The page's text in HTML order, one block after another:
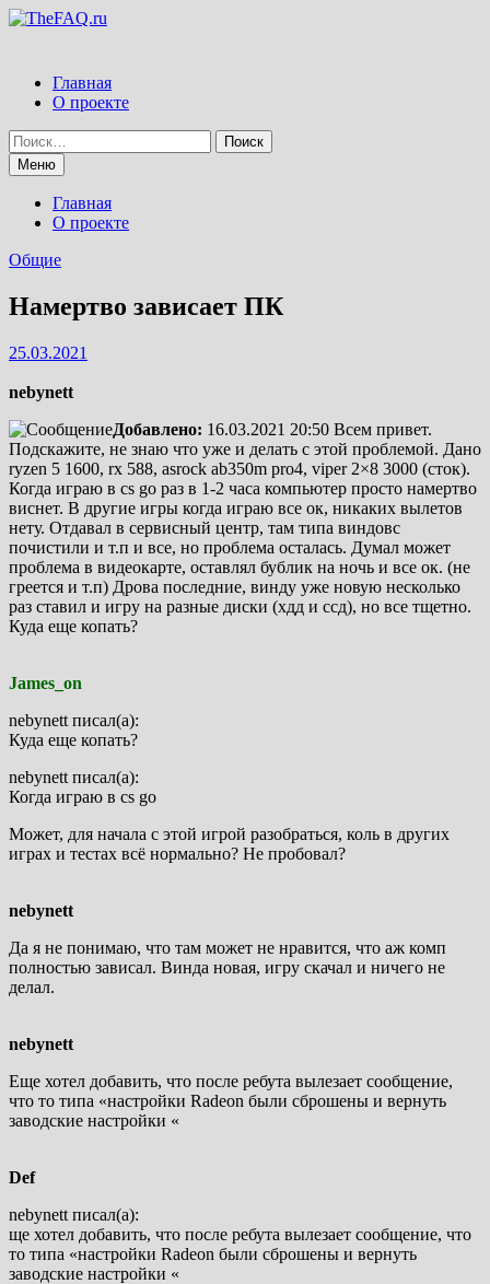
Перейти
Главная
О проекте
Найти:
Меню
Главная
О проекте
Общие
Намертво зависает ПК
25.03.2021
nebynett
Добавлено: 16.03.2021 20:50 Всем привет.
Подскажите, не знаю что уже и делать с этой проблемой. Дано
ryzen 5 1600, rx 588, asrock ab350m pro4, viper 2×8 3000 (сток).
Когда играю в cs go раз в 1-2 часа компьютер просто намертво
виснет. В другие игры когда играю все ок, никаких вылетов
нету. Отдавал в сервисный центр, там типа виндовс
почистили и т.п и все, но проблема осталась. Думал может
проблема в видеокарте, оставлял бублик на ночь и все ок. (не
греется и т.п) Дрова последние, винду уже новую несколько
раз ставил и игру на разные диски (хдд и ссд), но все тщетно.
Куда еще копать?
James_on
nebynett писал(а):
Куда еще копать?
nebynett писал(а):
Когда играю в cs go
Может, для начала с этой игрой разобраться, коль в других
играх и тестах всё нормально? Не пробовал?
nebynett
Да я не понимаю, что там может не нравится, что аж комп
полностью зависал. Винда новая, игру скачал и ничего не
делал.
nebynett
Еще хотел добавить, что после ребута вылезает сообщение,
что то типа «настройки Radeon были сброшены и вернуть
заводские настройки «
Def
nebynett писал(а):
ще хотел добавить, что после ребута вылезает сообщение, что
то типа «настройки Radeon были сброшены и вернуть
заводские настройки «